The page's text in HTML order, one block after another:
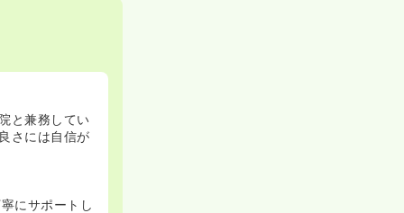
と兼務してい
さには自信が
にサポートし